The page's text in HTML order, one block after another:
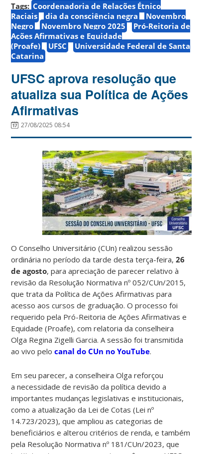
Tags: Coordenadoria de Relações Étnico
Raciais
dia da consciência negra
Novembro
Negro
Novembro Negro 2025
Pró-Reitoria de
Ações Afirmativas e Equidade
(Proafe)
UFSC
Universidade Federal de Santa
Catarina
UFSC aprova resolução que
atualiza sua Política de Ações
Afirmativas
27/08/2025 08:54
O Conselho Universitário (CUn) realizou sessão
ordinária no período da tarde desta terça-feira,26
de agosto, para apreciação de parecer relativo à
revisão da Resolução Normativa nº 052/CUn/2015,
que trata da Política de Ações Afirmativas para
acesso aos cursos de graduação. O processo foi
requerido pela Pró-Reitoria de Ações Afirmativas e
Equidade (Proafe), com relatoria da conselheira
Olga Regina Zigelli Garcia. A sessão foi transmitida
ao vivo pelocanal do CUn no YouTube.
Em seu parecer, a conselheira Olga reforçou
a necessidade de revisão da política devido a
importantes mudanças legislativas e institucionais,
como a atualização da Lei de Cotas (Lei nº
14.723/2023), que ampliou as categorias de
beneficiários e alterou critérios de renda, e também
pela Resolução Normativa nº 181/CUn/2023, que